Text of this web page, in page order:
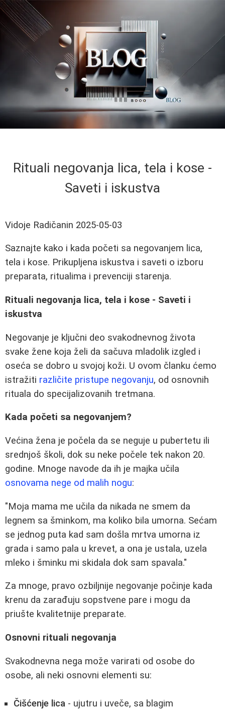
Rituali negovanja lica, tela i kose -
Saveti i iskustva
Vidoje Radičanin 2025-05-03
Saznajte kako i kada početi sa negovanjem lica,
tela i kose. Prikupljena iskustva i saveti o izboru
preparata, ritualima i prevenciji starenja.
Rituali negovanja lica, tela i kose - Saveti i
iskustva
Negovanje je ključni deo svakodnevnog života
svake žene koja želi da sačuva mladolik izgled i
oseća se dobro u svojoj koži. U ovom članku ćemo
istražiti različite pristupe negovanju, od osnovnih
rituala do specijalizovanih tretmana.
Kada početi sa negovanjem?
Većina žena je počela da se neguje u pubertetu ili
srednjoš školi, dok su neke počele tek nakon 20.
godine. Mnoge navode da ih je majka učila
osnovama nege od malih nogu:
"Moja mama me učila da nikada ne smem da
legnem sa šminkom, ma koliko bila umorna. Sećam
se jednog puta kad sam došla mrtva umorna iz
grada i samo pala u krevet, a ona je ustala, uzela
mleko i šminku mi skidala dok sam spavala."
Za mnoge, pravo ozbiljnije negovanje počinje kada
krenu da zarađuju sopstvene pare i mogu da
priušte kvalitetnije preparate.
Osnovni rituali negovanja
Svakodnevna nega može varirati od osobe do
osobe, ali neki osnovni elementi su:
Čišćenje lica - ujutru i uveče, sa blagim